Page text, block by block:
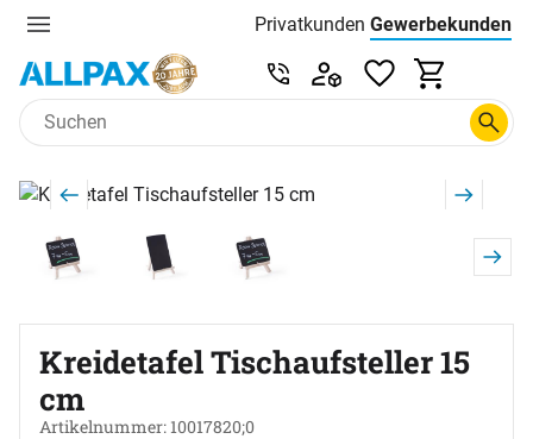
Menu Privatkunden Preisliste:
Gewerbekunden
Zum Hauptinhalt springen
Service & Beratung unter
Produktgalerie
Zur Kaufbox springen
Kreidetafel Tischaufsteller 15
cm
Artikelnummer: 10017820;0